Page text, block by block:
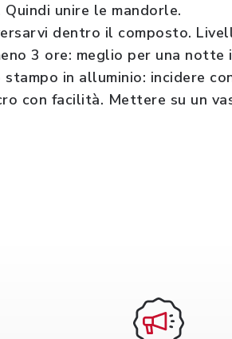
unire le mandorle.
dentro il composto.
3 ore: meglio per una notte
in alluminio: incidere
con facilità. Mettere su un